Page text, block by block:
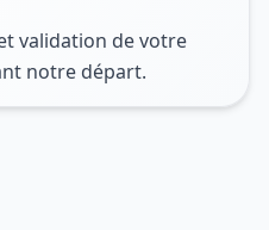
validation de votre
notre départ.